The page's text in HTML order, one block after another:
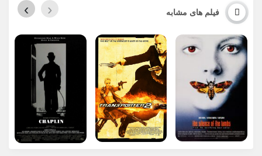
فیلم های مشابه ‹
›